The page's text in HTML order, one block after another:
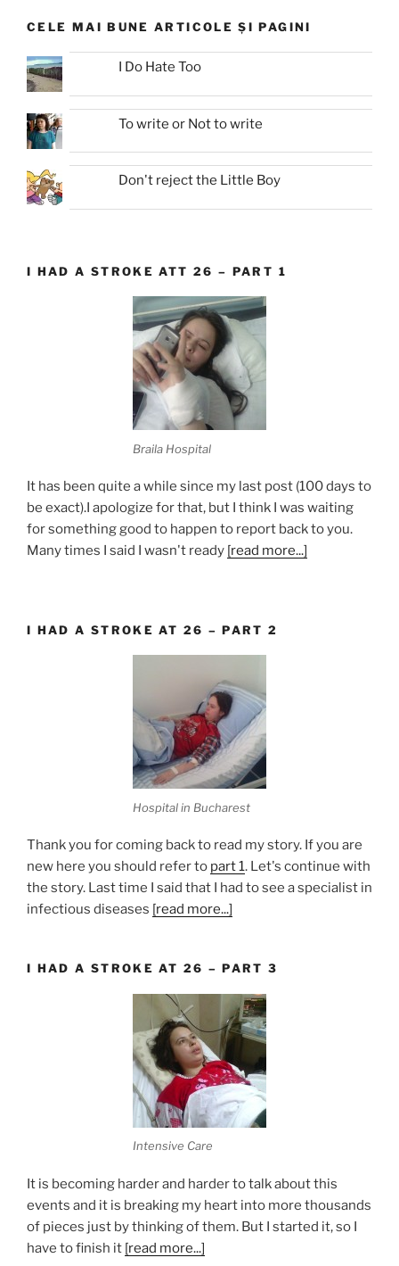
CELE MAI BUNE ARTICOLE ȘI PAGINI
I Do Hate Too
To write or Not to write
Don't reject the Little Boy
I HAD A STROKE ATT 26 – PART 1
Braila Hospital
It has been quite a while since my last post (100 days to
be exact).I apologize for that, but I think I was waiting
for something good to happen to report back to you.
Many times I said I wasn't ready [read more...]
I HAD A STROKE AT 26 – PART 2
Hospital in Bucharest
Thank you for coming back to read my story. If you are
new here you should refer to part 1. Let's continue with
the story. Last time I said that I had to see a specialist in
infectious diseases [read more...]
I HAD A STROKE AT 26 – PART 3
Intensive Care
It is becoming harder and harder to talk about this
events and it is breaking my heart into more thousands
of pieces just by thinking of them. But I started it, so I
have to finish it [read more...]